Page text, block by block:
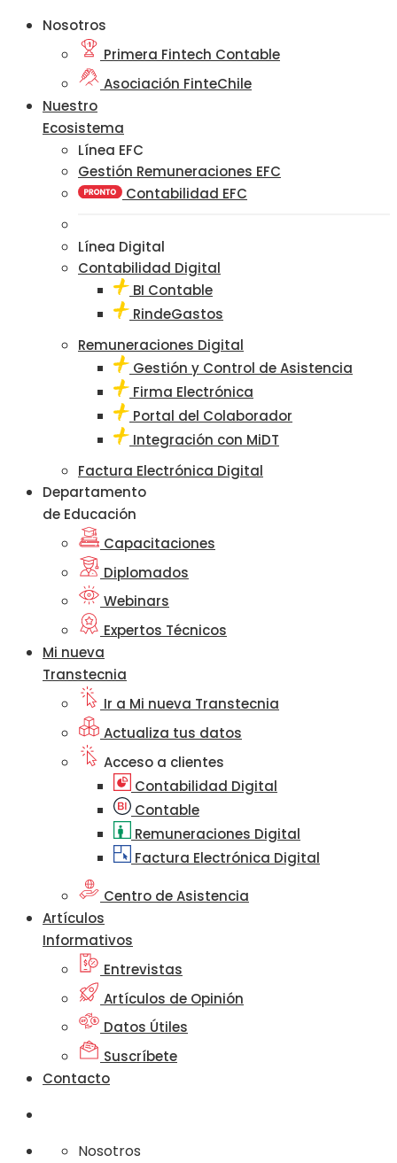
Nosotros
Primera Fintech Contable
Asociación FinteChile
Nuestro
Ecosistema
Línea EFC
Gestión Remuneraciones EFC
Contabilidad EFC
Línea Digital
Contabilidad Digital
BI Contable
RindeGastos
Remuneraciones Digital
Gestión y Control de Asistencia
Firma Electrónica
Portal del Colaborador
Integración con MiDT
Factura Electrónica Digital
Departamento
de Educación
Capacitaciones
Diplomados
Webinars
Expertos Técnicos
Mi nueva
Transtecnia
Ir a Mi nueva Transtecnia
Actualiza tus datos
Acceso a clientes
Contabilidad Digital
Contable
Remuneraciones Digital
Factura Electrónica Digital
Centro de Asistencia
Artículos
Informativos
Entrevistas
Artículos de Opinión
Datos Útiles
Suscríbete
Contacto
Nosotros